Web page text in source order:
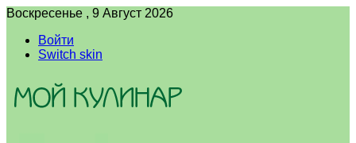
Воскресенье , 9 Август 2026
Войти
Switch skin